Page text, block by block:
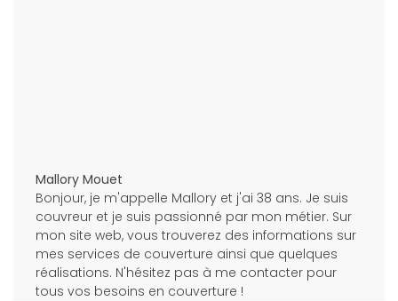
Mallory Mouet
Bonjour, je m'appelle Mallory et j'ai 38 ans. Je suis
couvreur et je suis passionné par mon métier. Sur
mon site web, vous trouverez des informations sur
mes services de couverture ainsi que quelques
réalisations. N'hésitez pas à me contacter pour
tous vos besoins en couverture !